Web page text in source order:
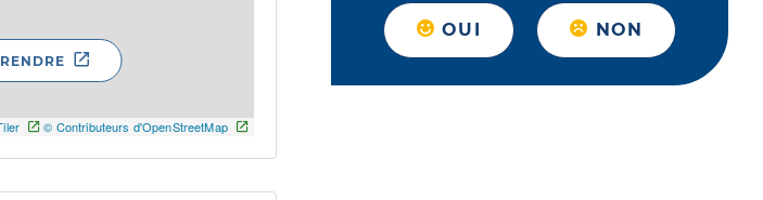
© Contributeurs d'OpenStreetMap
OUI NON